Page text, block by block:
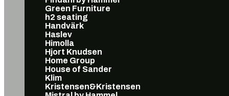
Green Furniture
h2 seating
Handvärk
Haslev
Himolla
Hjort Knudsen
Home Group
House of Sander
Klim
Kristensen&Kristensen